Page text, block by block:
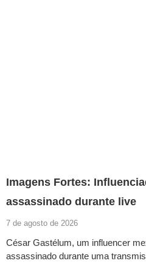
Imagens Fortes:
assassinado durante live
7 de agosto de 2026
César Gastélum, um influencer
assassinado durante uma